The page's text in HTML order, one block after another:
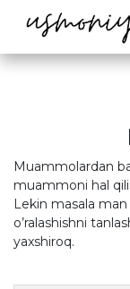
Muammolardan
muammoni hal
Lekin masala
o’ralashishni
yaxshiroq.